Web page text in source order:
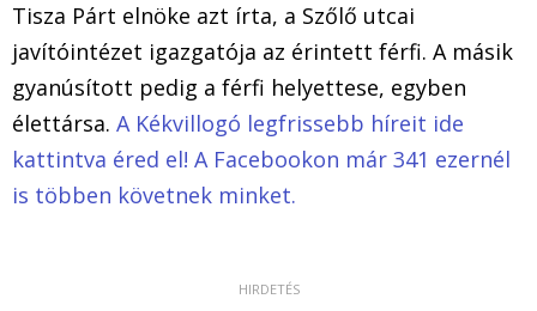
Tisza Párt elnöke azt írta, a Szőlő utcai
javítóintézet igazgatója az érintett férfi. A másik
gyanúsított pedig a férfi helyettese, egyben
élettársa. A Kékvillogó legfrissebb híreit ide
kattintva éred el! A Facebookon már 341 ezernél
is többen követnek minket.